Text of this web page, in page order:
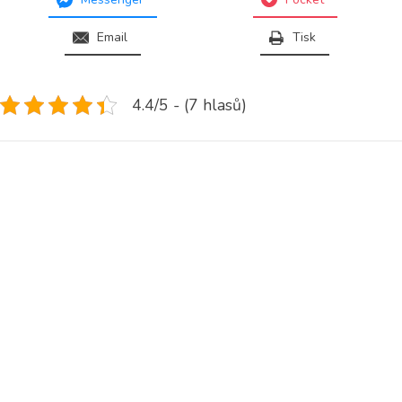
Email Tisk
4.4/5 - (7 hlasů)